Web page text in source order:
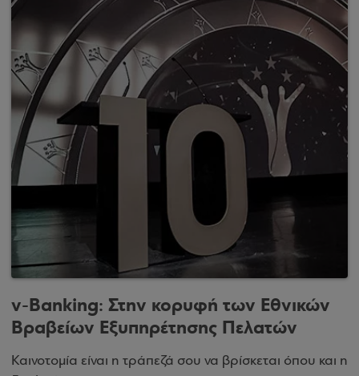
v-Banking: Στην κορυφή των Εθνικών
Βραβείων Εξυπηρέτησης Πελατών
Καινοτομία είναι η τράπεζά σου να βρίσκεται όπου και η